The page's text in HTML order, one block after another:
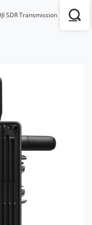
SDR Transmission DJI